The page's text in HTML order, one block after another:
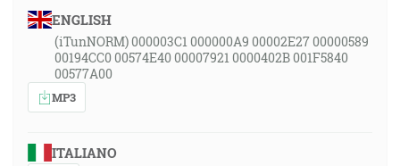
ENGLISH
(iTunNORM) 000003C1 000000A9 00002E27 00000589
00194CC0 00574E40 00007921 0000402B 001F5840
00577A00
MP3
ITALIANO